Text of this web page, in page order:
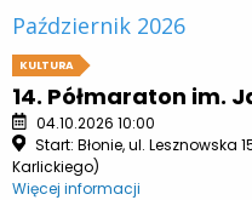
Październik 2026
KULTURA
14. Półmaraton im.
04.10.2026 10:00
Start: Błonie, ul. Lesznowska
Karlickiego)
Więcej informacji